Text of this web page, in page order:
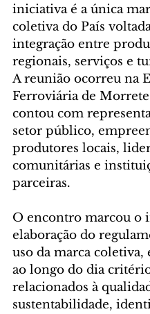
iniciativa é a única
coletiva do País
integração entre
regionais, serviços e
A reunião ocorreu na
Ferroviária de
contou com
setor público,
produtores locais,
comunitárias e
parceiras.
O encontro marcou o
elaboração do
uso da marca coletiva,
ao longo do dia
relacionados à
sustentabilidade,